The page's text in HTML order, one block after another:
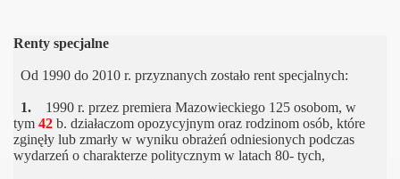
Renty specjalne
Od 1990 do 2010 r. przyznanych zostało rent specjalnych:
1. 1990 r. przez premiera Mazowieckiego 125 osobom, w
tym 42 b. działaczom opozycyjnym oraz rodzinom osób, które
zginęły lub zmarły w wyniku obrażeń odniesionych podczas
wydarzeń o charakterze politycznym w latach 80- tych,